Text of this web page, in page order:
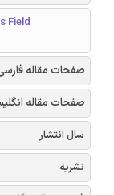
Field
صفحات مقاله
صفحات مقاله
سال انتشار
نشریه